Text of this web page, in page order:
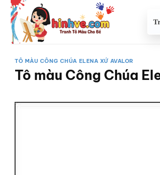
qua
dung
TÔ MÀU CÔNG CHÚA ELENA XỨ AVALOR
Tô màu Công Chúa